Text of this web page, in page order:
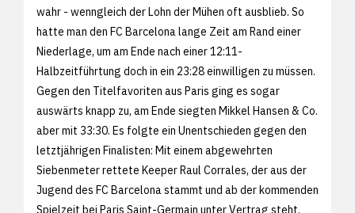
wahr - wenngleich der Lohn der Mühen oft ausblieb. So
hatte man den FC Barcelona lange Zeit am Rand einer
Niederlage, um am Ende nach einer 12:11-
Halbzeitführtung doch in ein 23:28 einwilligen zu müssen.
Gegen den Titelfavoriten aus Paris ging es sogar
auswärts knapp zu, am Ende siegten Mikkel Hansen & Co.
aber mit 33:30. Es folgte ein Unentschieden gegen den
letztjährigen Finalisten: Mit einem abgewehrten
Siebenmeter rettete Keeper Raul Corrales, der aus der
Jugend des FC Barcelona stammt und ab der kommenden
Spielzeit bei Paris Saint-Germain unter Vertrag steht,